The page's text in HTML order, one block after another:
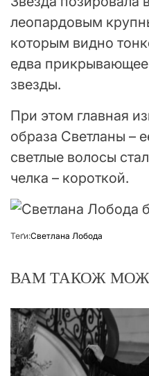
леопардовым
которым видно
едва
звезды.
При этом главная
образа Светланы –
светлые волосы
челка – короткой.
Теґи:Светлана Лобода
ВАМ ТАКОЖ